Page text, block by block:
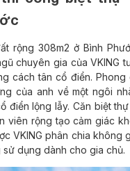
rộng 308m2 ở Bình
chuyên gia của VKING
cách tân cổ điển. Phong
của anh về một ngôi
điển lộng lẫy. Căn biệt
viên rộng tạo cảm giác
VKING phân chia không
dụng dành cho gia chủ.